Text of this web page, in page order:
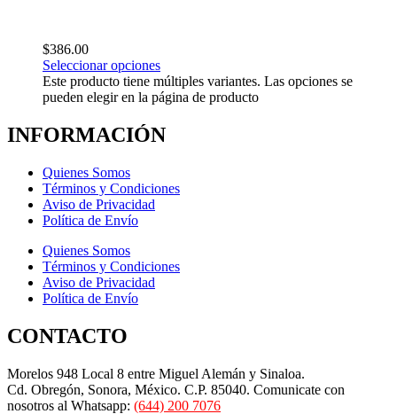
$386.00
Seleccionar opciones
Este producto tiene múltiples variantes. Las opciones se
pueden elegir en la página de producto
INFORMACIÓN
Quienes Somos
Términos y Condiciones
Aviso de Privacidad
Política de Envío
Quienes Somos
Términos y Condiciones
Aviso de Privacidad
Política de Envío
CONTACTO
Morelos 948 Local 8 entre Miguel Alemán y Sinaloa.
Cd. Obregón, Sonora, México. C.P. 85040. Comunicate con
nosotros al Whatsapp: (644) 200 7076